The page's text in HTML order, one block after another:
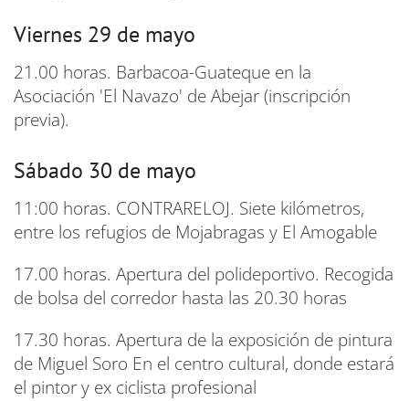
Viernes 29 de mayo
21.00 horas. Barbacoa-Guateque en la
Asociación 'El Navazo' de Abejar (inscripción
previa).
Sábado 30 de mayo
11:00 horas. CONTRARELOJ. Siete kilómetros,
entre los refugios de Mojabragas y El Amogable
17.00 horas. Apertura del polideportivo. Recogida
de bolsa del corredor hasta las 20.30 horas
17.30 horas. Apertura de la exposición de pintura
de Miguel Soro En el centro cultural, donde estará
el pintor y ex ciclista profesional